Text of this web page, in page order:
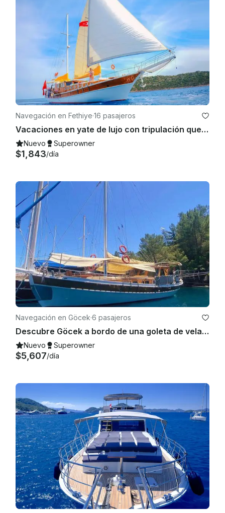
Navegación en Fethiye·16 pasajeros
Vacaciones en yate de lujo con tripulación que sale de Fethiye
Nuevo Superowner
$1,843/día
Navegación en Göcek·6 pasajeros
Descubre Göcek a bordo de una goleta de vela de 52 pies
Nuevo Superowner
$5,607/día